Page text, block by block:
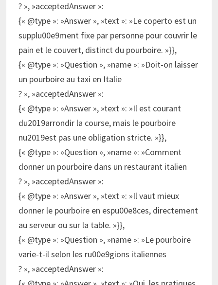
? », »acceptedAnswer »:
{« @type »: »Answer », »text »: »Le coperto est un
supplu00e9ment fixe par personne pour couvrir le
pain et le couvert, distinct du pourboire. »}},
{« @type »: »Question », »name »: »Doit-on laisser
un pourboire au taxi en Italie
? », »acceptedAnswer »:
{« @type »: »Answer », »text »: »Il est courant
du2019arrondir la course, mais le pourboire
nu2019est pas une obligation stricte. »}},
{« @type »: »Question », »name »: »Comment
donner un pourboire dans un restaurant italien
? », »acceptedAnswer »:
{« @type »: »Answer », »text »: »Il vaut mieux
donner le pourboire en espu00e8ces, directement
au serveur ou sur la table. »}},
{« @type »: »Question », »name »: »Le pourboire
varie-t-il selon les ru00e9gions italiennes
? », »acceptedAnswer »: